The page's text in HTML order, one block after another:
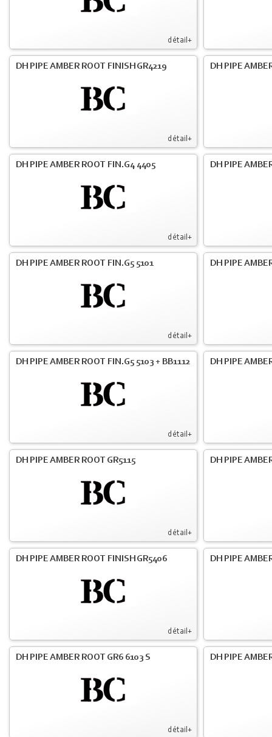
détail+
détail+
DH PIPE AMBER ROOT FINISH GR4219 DH PIPE
détail+
DH PIPE AMBER ROOT FIN.G4 4405 DH PIPE
détail+
DH PIPE AMBER ROOT FIN.G5 5101 DH PIPE
détail+
DH PIPE AMBER ROOT FIN.G5 5103 + BB1112 DH PIPE
détail+
DH PIPE AMBER ROOT GR5115 DH PIPE
détail+
DH PIPE AMBER ROOT FINISH GR5406 DH PIPE
détail+
DH PIPE AMBER ROOT GR6 6103 S DH PIPE